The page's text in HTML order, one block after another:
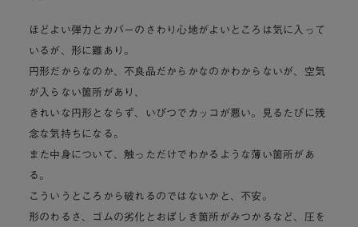
ほどよい弾力とカバーのさわり心地がよいところは気に入って
いるが、形に難あり。
円形だからなのか、不良品だからかなのかわからないが、空気
が入らない箇所があり、
きれいな円形とならず、いびつでカッコが悪い。見るたびに残
念な気持ちになる。
また中身について、触っただけでわかるような薄い箇所があ
る。
こういうところから破れるのではないかと、不安。
形のわるさ、ゴムの劣化とおぼしき箇所がみつかるなど、圧を